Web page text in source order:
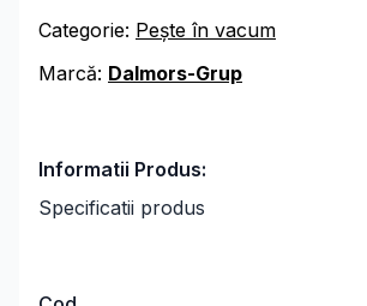
Categorie: Pește în vacum
Marcă: Dalmors-Grup
Informatii Produs:
Specificatii produs